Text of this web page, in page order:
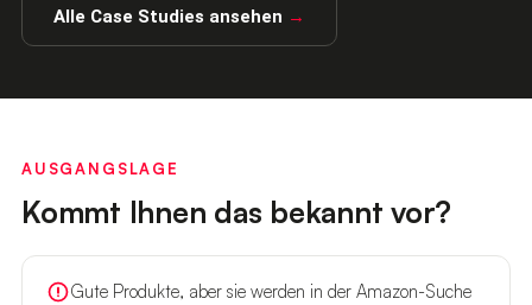
Alle Case Studies ansehen →
AUSGANGSLAGE
Kommt Ihnen das bekannt vor?
Gute Produkte, aber sie werden in der Amazon-Suche